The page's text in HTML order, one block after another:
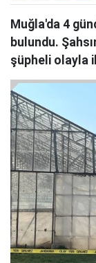
Muğla'da 4
bulundu.
şüpheli olayla